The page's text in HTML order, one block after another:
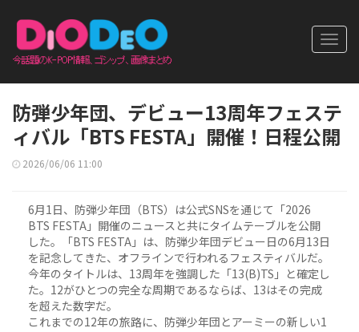
防弾少年団、デビュー13周年フェステ
ィバル「BTS FESTA」開催！日程公開
2026/06/06 11:00
6月1日、防弾少年団（BTS）は公式SNSを通じて「2026
BTS FESTA」開催のニュースと共にタイムテーブルを公開
した。「BTS FESTA」は、防弾少年団デビュー日の6月13日
を記念してきた、オフラインで行われるフェスティバルだ。
今年のタイトルは、13周年を強調した「13(B)TS」と確定し
た。12がひとつの完全な周期であるならば、13はその完成
を超えた数字だ。
これまでの12年の旅路に、防弾少年団とアーミーの新しい1